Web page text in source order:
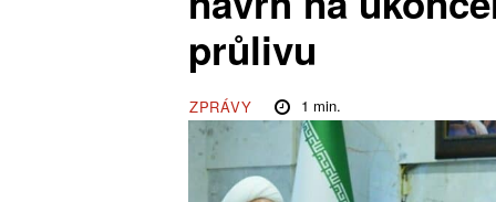
průlivu
ZPRÁVY 1 min.